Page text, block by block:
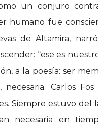
un conjuro
humano fue
de Altamira,
“ese es
a la poesía: ser
necesaria. Carlos
Siempre estuvo del
necesaria en